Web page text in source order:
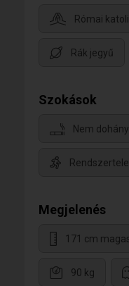
Római
Rák jegyű
Szokások
Nem
Megjelenés
171 cm
90 kg